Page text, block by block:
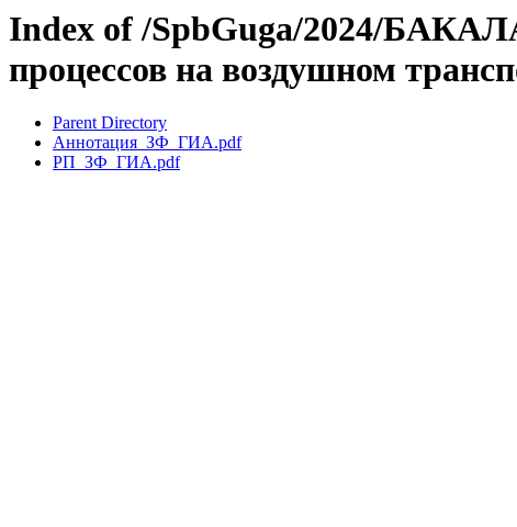
Index of /SpbGuga/2024/
процессов на воздушном
Parent Directory
Аннотация_ЗФ_ГИА.pdf
РП_ЗФ_ГИА.pdf